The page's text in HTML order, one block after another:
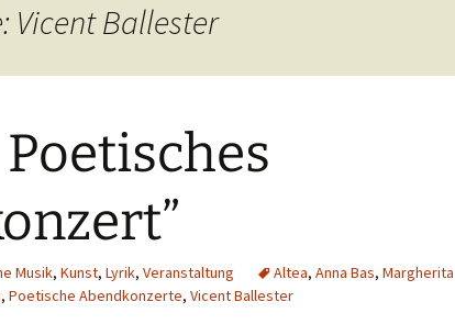
Vicent Ballester
Poetisches
Musik, Kunst, Lyrik, Veranstaltung Altea, Anna Bas, Margherita
, Poetische Abendkonzerte, Vicent Ballester